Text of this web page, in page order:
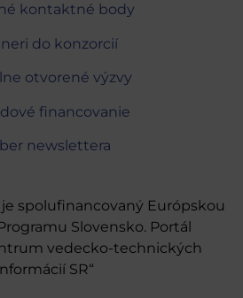
kontaktné body
do konzorcií
otvorené výzvy
financovanie
newslettera
je spolufinancovaný Európskou
Slovensko. Portál
vedecko-technických
SR“